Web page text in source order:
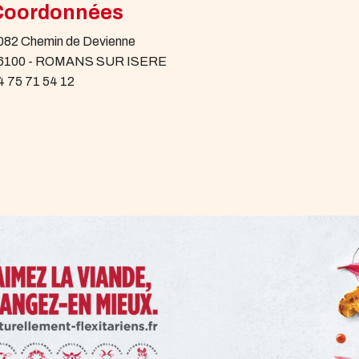
Chemin de Devienne
- ROMANS SUR ISERE
75 71 54 12